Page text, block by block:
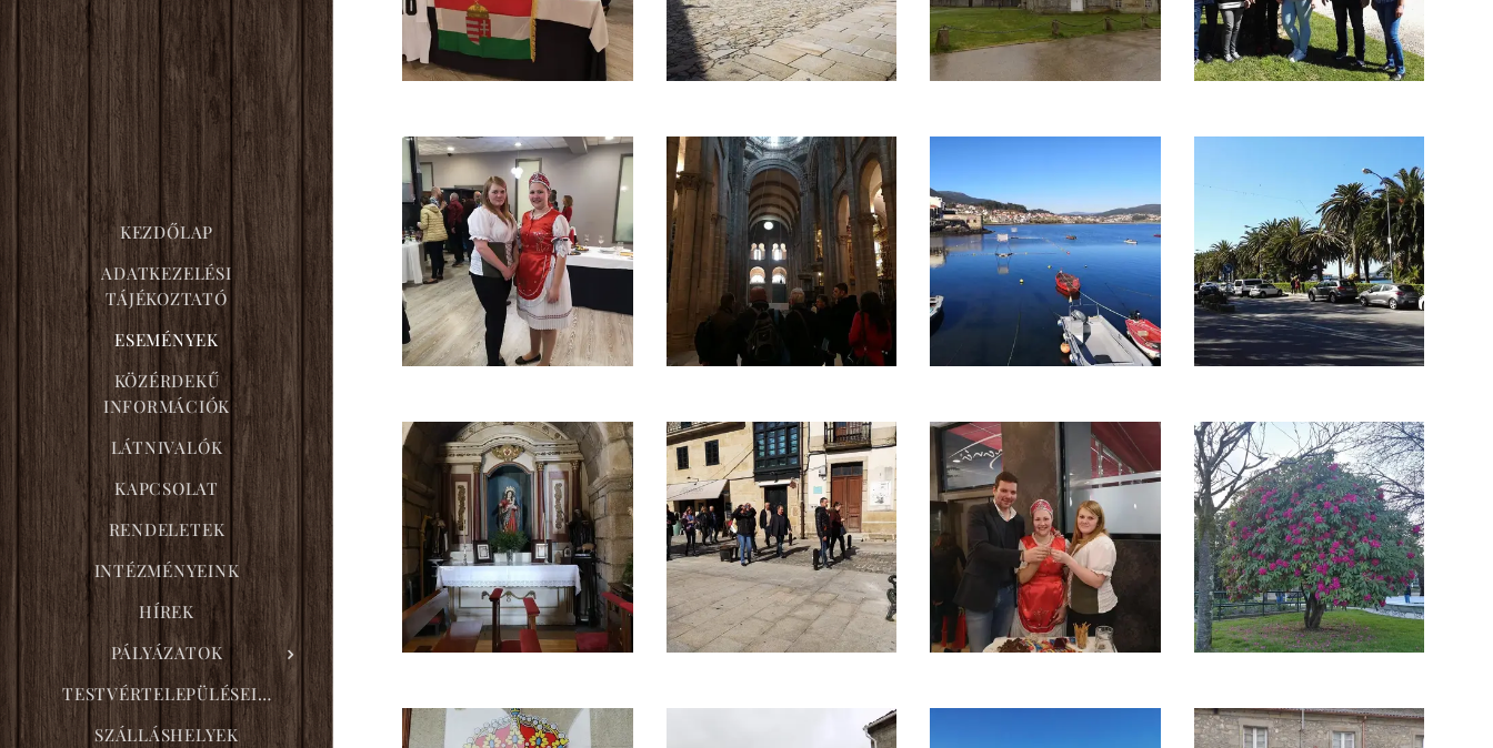
KEZDŐLAP
ADATKEZELÉSI
TÁJÉKOZTATÓ
ESEMÉNYEK
KÖZÉRDEKŰ
INFORMÁCIÓK
LÁTNIVALÓK
KAPCSOLAT
RENDELETEK
INTÉZMÉNYEINK
HÍREK
PÁLYÁZATOK
TESTVÉRTELEPÜLÉSEINK
SZÁLLÁSHELYEK